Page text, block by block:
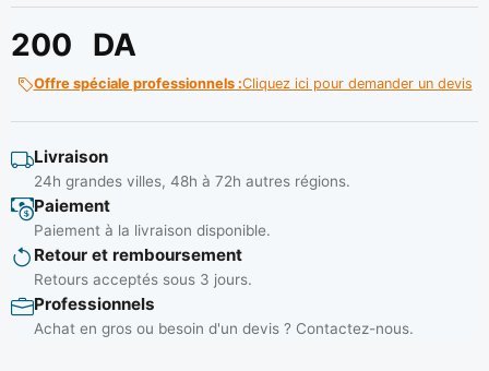
200 DA
Offre spéciale professionnels :Cliquez ici pour demander un devis
Livraison
24h grandes villes, 48h à 72h autres régions.
Paiement
Paiement à la livraison disponible.
Retour et remboursement
Retours acceptés sous 3 jours.
Professionnels
Achat en gros ou besoin d'un devis ? Contactez-nous.